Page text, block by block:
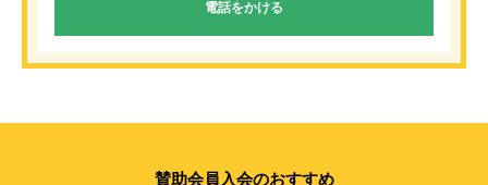
電話をかける
賛助会員入会のおすすめ